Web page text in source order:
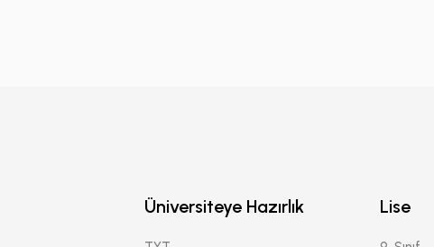
Üniversiteye Hazırlık Lise